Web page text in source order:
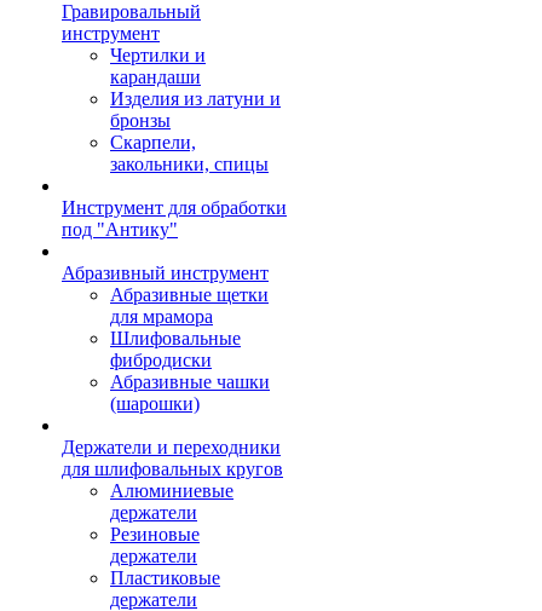
Гравировальный
инструмент
Чертилки и
карандаши
Изделия из латуни и
бронзы
Скарпели,
закольники, спицы
Инструмент для обработки
под "Антику"
Абразивный инструмент
Абразивные щетки
для мрамора
Шлифовальные
фибродиски
Абразивные чашки
(шарошки)
Держатели и переходники
для шлифовальных кругов
Алюминиевые
держатели
Резиновые
держатели
Пластиковые
держатели